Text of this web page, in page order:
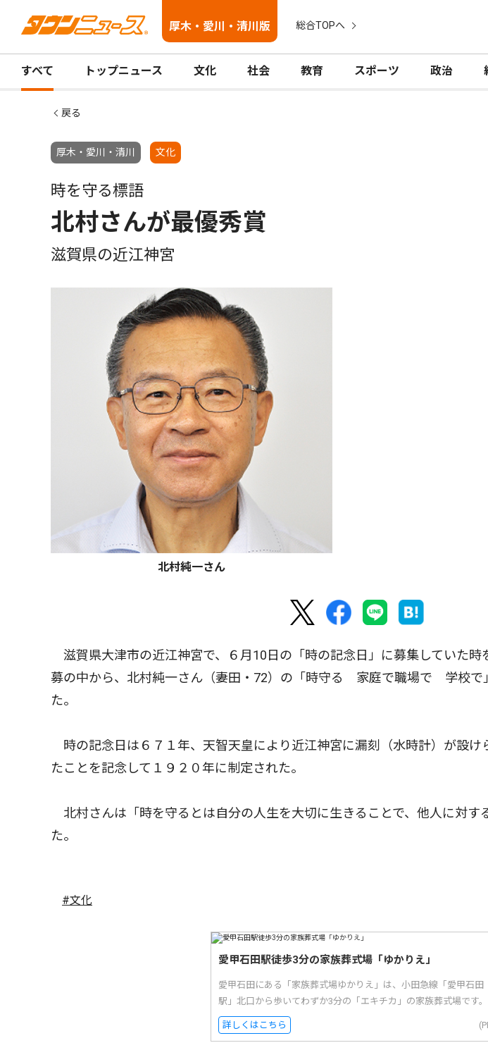
厚木・愛川・清川版 総合TOPへ
すべて トップニュース 文化 社会 教育 スポーツ 政治
戻る
厚木・愛川・清川 文化
時を守る標語
北村さんが最優秀賞
滋賀県の近江神宮
北村純一さん
滋賀県大津市の近江神宮で、６月10日の「時の記念日」に募集していた時
募の中から、北村純一さん（妻田・72）の「時守る 家庭で職場で 学校で
た。
時の記念日は６７１年、天智天皇により近江神宮に漏刻（水時計）が設け
たことを記念して１９２０年に制定された。
北村さんは「時を守るとは自分の人生を大切に生きることで、他人に対す
た。
#文化
愛甲石田駅徒歩3分の家族葬式場「ゆかりえ」
愛甲石田にある「家族葬式場ゆかりえ」は、小田急線「愛甲石田
駅」北口から歩いてわずか3分の「エキチカ」の家族葬式場です。
詳しくはこちら